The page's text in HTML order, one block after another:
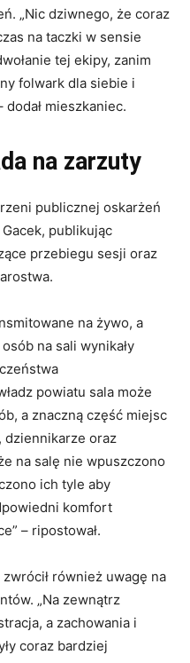
„Nic dziwnego, że coraz
na taczki w sensie
tej ekipy, zanim
folwark dla siebie i
mieszkaniec.
na zarzuty
publicznej oskarżeń
publikując
przebiegu sesji oraz
na żywo, a
na sali wynikały
powiatu sala może
a znaczną część miejsc
dziennikarze oraz
na salę nie wpuszczono
ich tyle aby
komfort
– ripostował.
również uwagę na
„Na zewnątrz
a zachowania i
coraz bardziej